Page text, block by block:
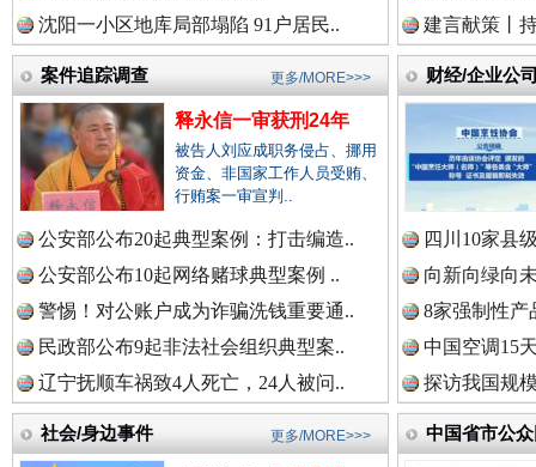
中国参政网.中
中国全民新闻网.
中国公众新闻网.
中国公民新闻网.
衣柜里的秘密 高速路
沈阳一小区地库局部塌陷 91户居民..
建言献策丨
案件追踪调查
释永信一审获刑24年
被告人刘应成职务侵占、挪用
资金、非国家工作人员受贿、
行贿案一审宣判..
公安部公布20起典型案例：打击编造..
公安部公布10起网络赌球典型案例 ..
警惕！对公账户成为诈骗洗钱重要通..
民政部公布9起非法社会组织典型案..
辽宁抚顺车祸致4人死亡，24人被问..
更多/MORE>>> 财经/企业公
四川10家县
向新向绿向
8家强制性产
中国空调15
探访我国规
社会/身边事件 更多/MORE>>> 中国省市公